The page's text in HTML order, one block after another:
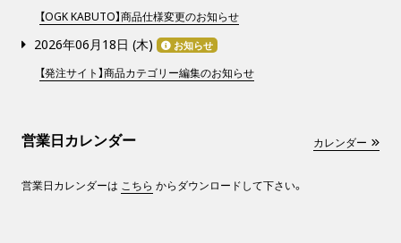
【OGK KABUTO】商品仕様変更のお知らせ
2026年06月18日 (木) お知らせ
【発注サイト】商品カテゴリー編集のお知らせ
営業日カレンダー カレンダー
営業日カレンダーは こちら からダウンロードして下さい。